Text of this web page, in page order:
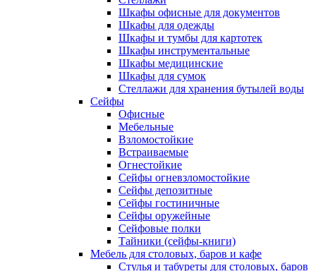
Шкафы офисные для документов
Шкафы для одежды
Шкафы и тумбы для картотек
Шкафы инструментальные
Шкафы медицинские
Шкафы для сумок
Стеллажи для хранения бутылей воды
Сейфы
Офисные
Мебельные
Взломостойкие
Встраиваемые
Огнестойкие
Сейфы огневзломостойкие
Сейфы депозитные
Сейфы гостиничные
Сейфы оружейные
Сейфовые полки
Тайники (сейфы-книги)
Мебель для столовых, баров и кафе
Стулья и табуреты для столовых, баров